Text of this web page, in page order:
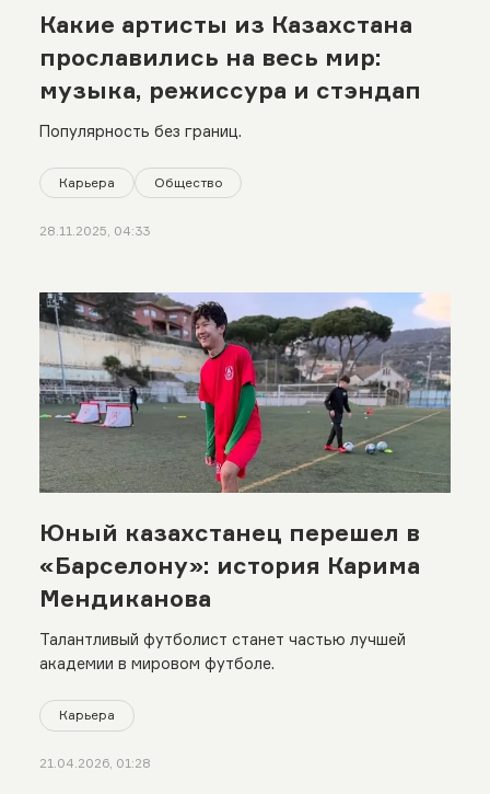
Какие артисты из Казахстана
прославились на весь мир:
музыка, режиссура и стэндап
Популярность без границ.
Карьера Общество
28.11.2025, 04:33
Юный казахстанец перешел в
«Барселону»: история Карима
Мендиканова
Талантливый футболист станет частью лучшей
академии в мировом футболе.
Карьера
21.04.2026, 01:28